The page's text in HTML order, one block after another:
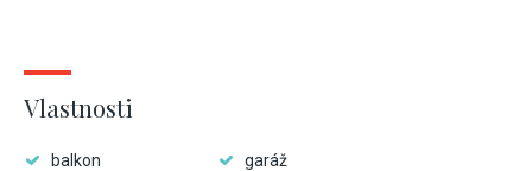
Vlastnosti
balkon
garáž